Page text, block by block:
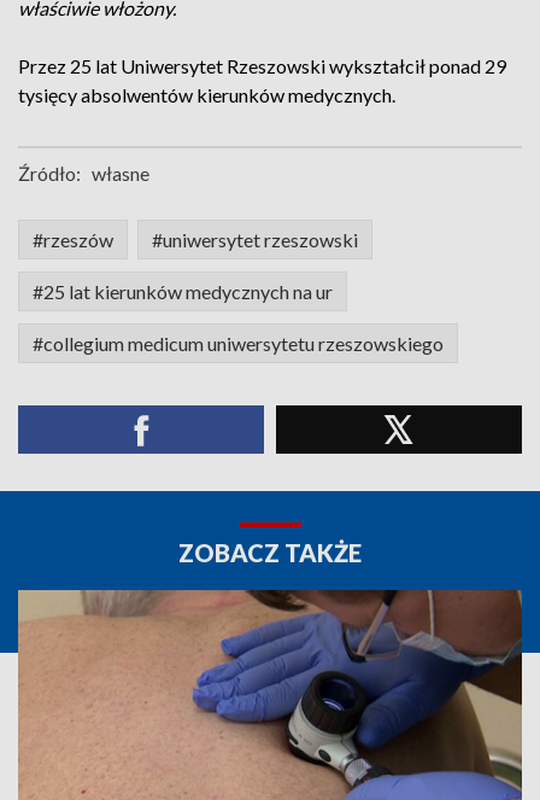
właściwie włożony.
Przez 25 lat Uniwersytet Rzeszowski wykształcił ponad 29
tysięcy absolwentów kierunków medycznych.
Źródło: własne
#rzeszów #uniwersytet rzeszowski
#25 lat kierunków medycznych na ur
#collegium medicum uniwersytetu rzeszowskiego
ZOBACZ TAKŻE